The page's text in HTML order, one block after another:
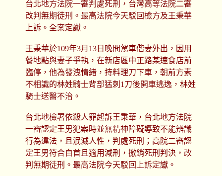
台北地方法院一審判處死刑，台灣高等法院二審
改判無期徒刑。最高法院今天駁回檢方及王秉華
上訴。全案定讞。
王秉華於109年3月13日晚間駕車偕妻外出，因用
餐地點與妻子爭執，在新店區中正路某速食店前
臨停，他為發洩情緒，持料理刀下車，朝前方素
不相識的林姓騎士背部猛刺1刀後開車逃逸，林姓
騎士送醫不治。
台北地檢署依殺人罪起訴王秉華，台北地方法院
一審認定王男犯案時並無精神障礙導致不能辨識
行為違法，且泯滅人性，判處死刑；高院二審認
定王男符合自首且適用減刑，撤銷死刑判決，改
判無期徒刑。最高法院今天駁回上訴定讞。